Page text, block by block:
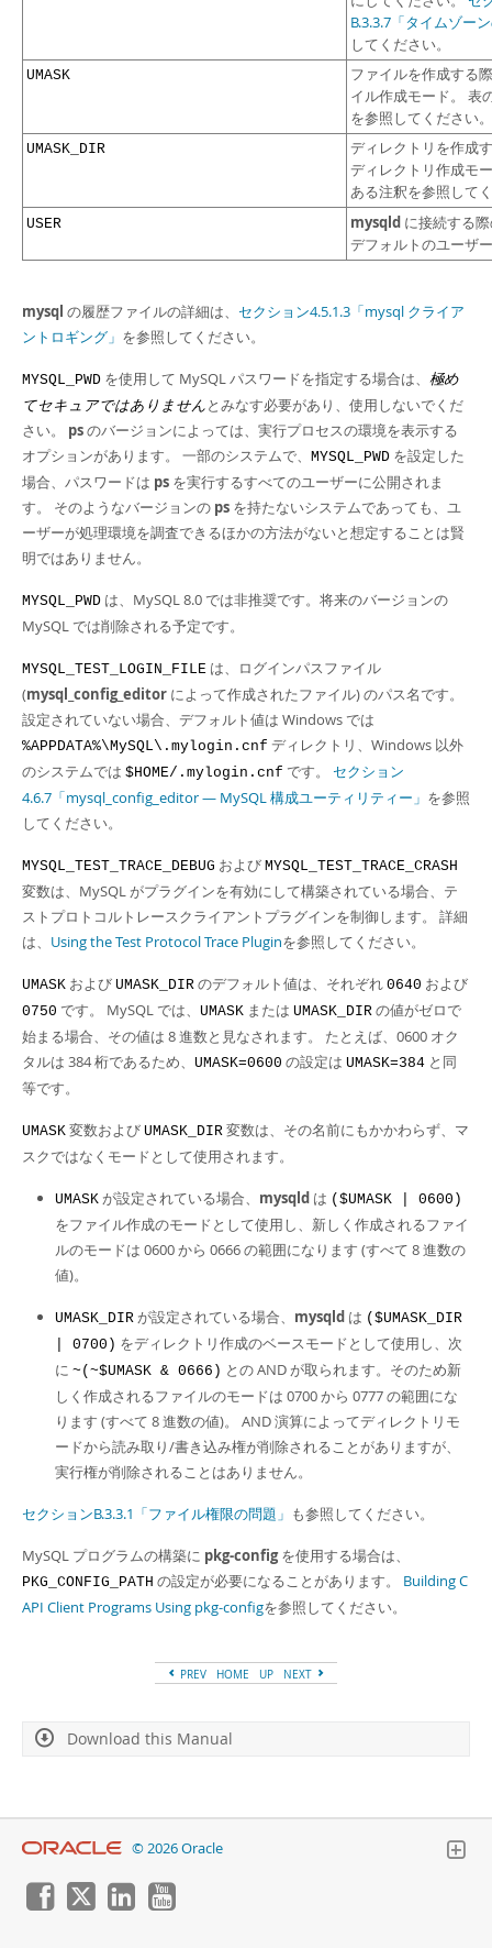
B.3.3.7「タイムゾー
してください。
UMASK
ファイルを作成する
イル作成モード。 表
を参照してください。
UMASK_DIR
ディレクトリを作成
ディレクトリ作成モ
ある注釈を参照して
USER mysqld に接続する
デフォルトのユーザ
mysql の履歴ファイルの詳細は、 セクション4.5.1.3「mysql クライア
ントロギング」 を参照してください。
MYSQL_PWD を使用して MySQL パスワードを指定する場合は、 極め
てセキュアではありませんとみなす必要があり、使用しないでくだ
さい。 psのバージョンによっては、実行プロセスの環境を表示する
オプションがあります。 一部のシステムで、 MYSQL_PWD を設定した
場合、パスワードは ps を実行するすべてのユーザーに公開されま
す。 そのようなバージョンの ps を持たないシステムであっても、ユ
ーザーが処理環境を調査できるほかの方法がないと想定することは賢
明ではありません。
MYSQL_PWD は、MySQL 8.0 では非推奨です。将来のバージョンの
MySQL では削除される予定です。
MYSQL_TEST_LOGIN_FILE は、ログインパスファイル
(mysql_config_editor によって作成されたファイル) のパス名です。
設定されていない場合、デフォルト値は Windows では
%APPDATA%\MySQL\.mylogin.cnf ディレクトリ、Windows 以外
のシステムでは $HOME/.mylogin.cnf です。 セクション
4.6.7「mysql_config_editor — MySQL 構成ユーティリティー」 を参照
してください。
MYSQL_TEST_TRACE_DEBUG および MYSQL_TEST_TRACE_CRASH
変数は、MySQL がプラグインを有効にして構築されている場合、テ
ストプロトコルトレースクライアントプラグインを制御します。 詳細
は、 Using the Test Protocol Trace Pluginを参照してください。
UMASK および UMASK_DIR のデフォルト値は、それぞれ 0640 および
0750 です。 MySQL では、 UMASK または UMASK_DIR の値がゼロで
始まる場合、その値は 8 進数と見なされます。 たとえば、0600 オク
タルは 384 桁であるため、 UMASK=0600 の設定は UMASK=384 と同
等です。
UMASK 変数および UMASK_DIR 変数は、その名前にもかかわらず、マ
スクではなくモードとして使用されます。
UMASK が設定されている場合、 mysqld は ($UMASK | 0600)
をファイル作成のモードとして使用し、新しく作成されるファイ
ルのモードは 0600 から 0666 の範囲になります (すべて 8 進数の
値)。
UMASK_DIR が設定されている場合、 mysqld は ($UMASK_DIR
| 0700) をディレクトリ作成のベースモードとして使用し、次
に ~(~$UMASK & 0666) との AND が取られます。そのため新
しく作成されるファイルのモードは 0700 から 0777 の範囲にな
ります (すべて 8 進数の値)。 AND 演算によってディレクトリモ
ードから読み取り/書き込み権が削除されることがありますが、
実行権が削除されることはありません。
セクションB.3.3.1「ファイル権限の問題」 も参照してください。
MySQL プログラムの構築に pkg-configを使用する場合は、
PKG_CONFIG_PATH の設定が必要になることがあります。 Building C
API Client Programs Using pkg-configを参照してください。
PREV HOME UP NEXT
Download this Manual
© 2026 Oracle